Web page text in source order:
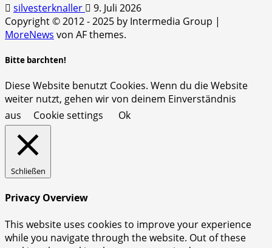
silvesterknaller
9. Juli 2026
Copyright © 2012 - 2025 by Intermedia Group |
MoreNews von AF themes.
Bitte barchten!
Diese Website benutzt Cookies. Wenn du die Website
weiter nutzt, gehen wir von deinem Einverständnis
aus
Cookie settings Ok
Schließen
Privacy Overview
This website uses cookies to improve your experience
while you navigate through the website. Out of these